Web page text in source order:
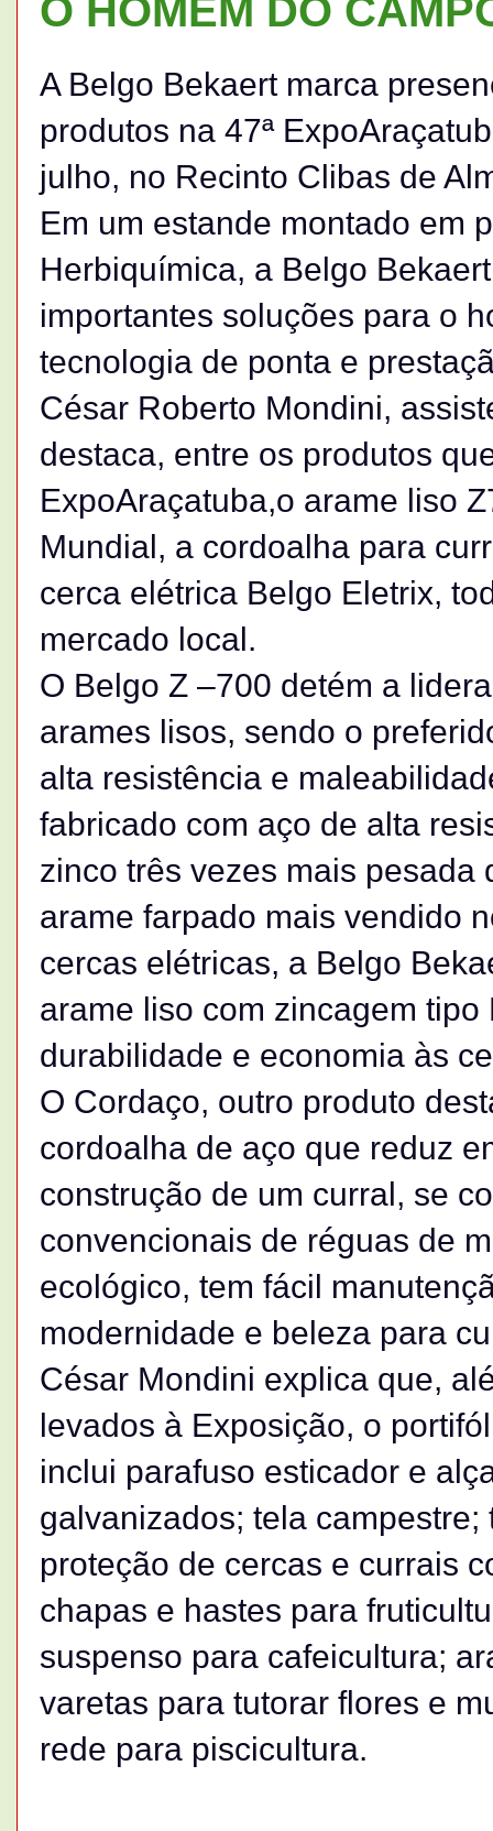
O HOMEM DO
A Belgo Bekaert marca
produtos na 47ª
julho, no Recinto Clibas de
Em um estande montado em
Herbiquímica, a Belgo
importantes soluções para o
tecnologia de ponta e
César Roberto Mondini,
destaca, entre os produtos
ExpoAraçatuba,o arame liso
Mundial, a cordoalha para
cerca elétrica Belgo Eletrix,
mercado local.
O Belgo Z –700 detém a
arames lisos, sendo o
alta resistência e
fabricado com aço de alta
zinco três vezes mais pesada
arame farpado mais vendido
cercas elétricas, a Belgo
arame liso com zincagem
durabilidade e economia às
O Cordaço, outro produto
cordoalha de aço que reduz
construção de um curral, se
convencionais de réguas de
ecológico, tem fácil
modernidade e beleza para
César Mondini explica que,
levados à Exposição, o
inclui parafuso esticador e
galvanizados; tela
proteção de cercas e currais
chapas e hastes para
suspenso para cafeicultura;
varetas para tutorar flores e
rede para piscicultura.